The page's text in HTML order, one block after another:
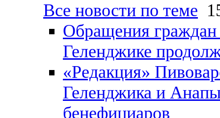
Все новости по теме
Обращения граждан
Геленджике
«Редакция»
Геленджика и
бенефициаров